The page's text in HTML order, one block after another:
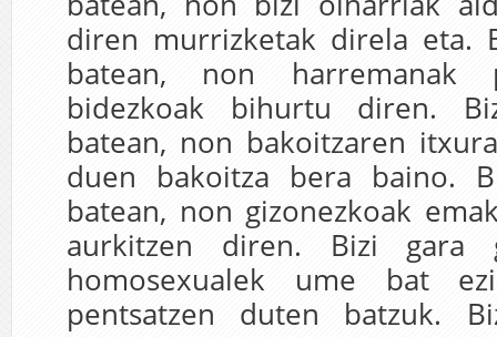
diren murrizketak direla eta.
batean, non harremanak
bidezkoak bihurtu diren.
batean, non bakoitzaren
duen bakoitza bera baino.
batean, non gizonezkoak
aurkitzen diren. Bizi gara
homosexualek ume bat
pentsatzen duten batzuk.